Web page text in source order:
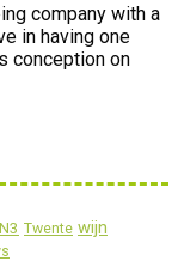
company with a
in having one
conception on
Twente wijn